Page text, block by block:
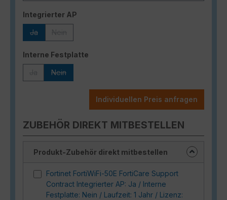
Integrierter AP
Ja
Interne Festplatte
Nein
Individuellen Preis anfragen
ZUBEHÖR DIREKT MITBESTELLEN
Produkt-Zubehör direkt mitbestellen
Fortinet FortiWiFi-50E FortiCare Support
Contract Integrierter AP: Ja / Interne
Festplatte: Nein / Laufzeit: 1 Jahr / Lizenz: